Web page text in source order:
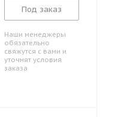
Под заказ
Наши менеджеры
обязательно
свяжутся с вами и
уточнят условия
заказа